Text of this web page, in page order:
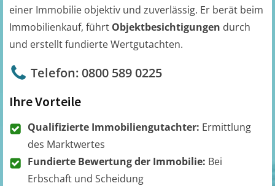
einer Immobilie objektiv und zuverlässig. Er berät beim
Immobilienkauf, führt Objektbesichtigungen durch
und erstellt fundierte Wertgutachten.
Telefon: 0800 589 0225
Ihre Vorteile
Qualifizierte Immobiliengutachter: Ermittlung
des Marktwertes
Fundierte Bewertung der Immobilie: Bei
Erbschaft und Scheidung